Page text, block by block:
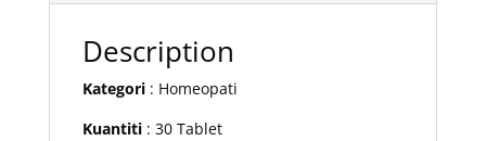
Description
Kategori: Homeopati
Kuantiti: 30 Tablet